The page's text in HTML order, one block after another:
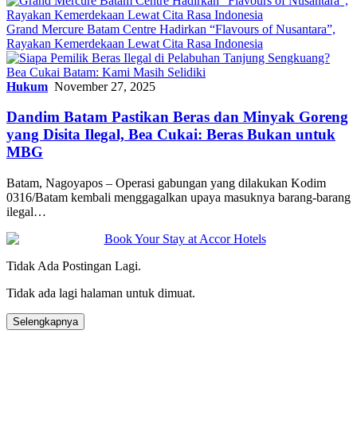
Grand Mercure Batam Centre Hadirkan “Flavours of Nusantara”,
Rayakan Kemerdekaan Lewat Cita Rasa Indonesia
Hukum November 27, 2025
Dandim Batam Pastikan Beras dan Minyak Goreng
yang Disita Ilegal, Bea Cukai: Beras Bukan untuk
MBG
Batam, Nagoyapos – Operasi gabungan yang dilakukan Kodim
0316/Batam kembali menggagalkan upaya masuknya barang-barang
ilegal…
Tidak Ada Postingan Lagi.
Tidak ada lagi halaman untuk dimuat.
Selengkapnya